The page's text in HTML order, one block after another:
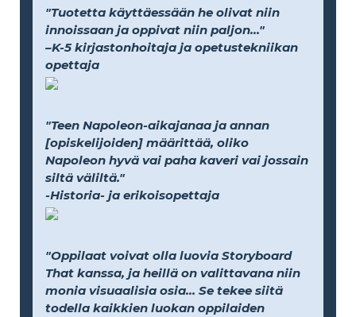
"Tuotetta käyttäessään he olivat niin
innoissaan ja oppivat niin paljon..."
–K-5 kirjastonhoitaja ja opetustekniikan
opettaja
"Teen Napoleon-aikajanaa ja annan
[opiskelijoiden] määrittää, oliko
Napoleon hyvä vai paha kaveri vai jossain
siltä väliltä."
-Historia- ja erikoisopettaja
"Oppilaat voivat olla luovia Storyboard
That kanssa, ja heillä on valittavana niin
monia visuaalisia osia... Se tekee siitä
todella kaikkien luokan oppilaiden